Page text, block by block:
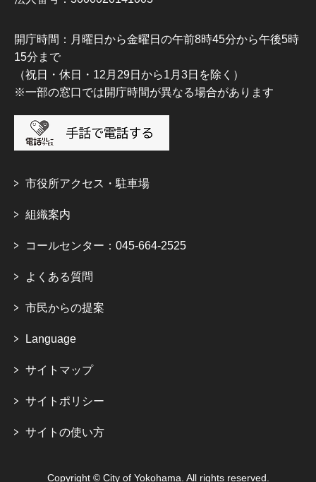
開庁時間：月曜日から金曜日の午前8時45分から午後5時
15分まで
（祝日・休日・12月29日から1月3日を除く）
※一部の窓口では開庁時間が異なる場合があります
市役所アクセス・駐車場
組織案内
コールセンター：045-664-2525
よくある質問
市民からの提案
Language
サイトマップ
サイトポリシー
サイトの使い方
Copyright © City of Yokohama. All rights reserved.